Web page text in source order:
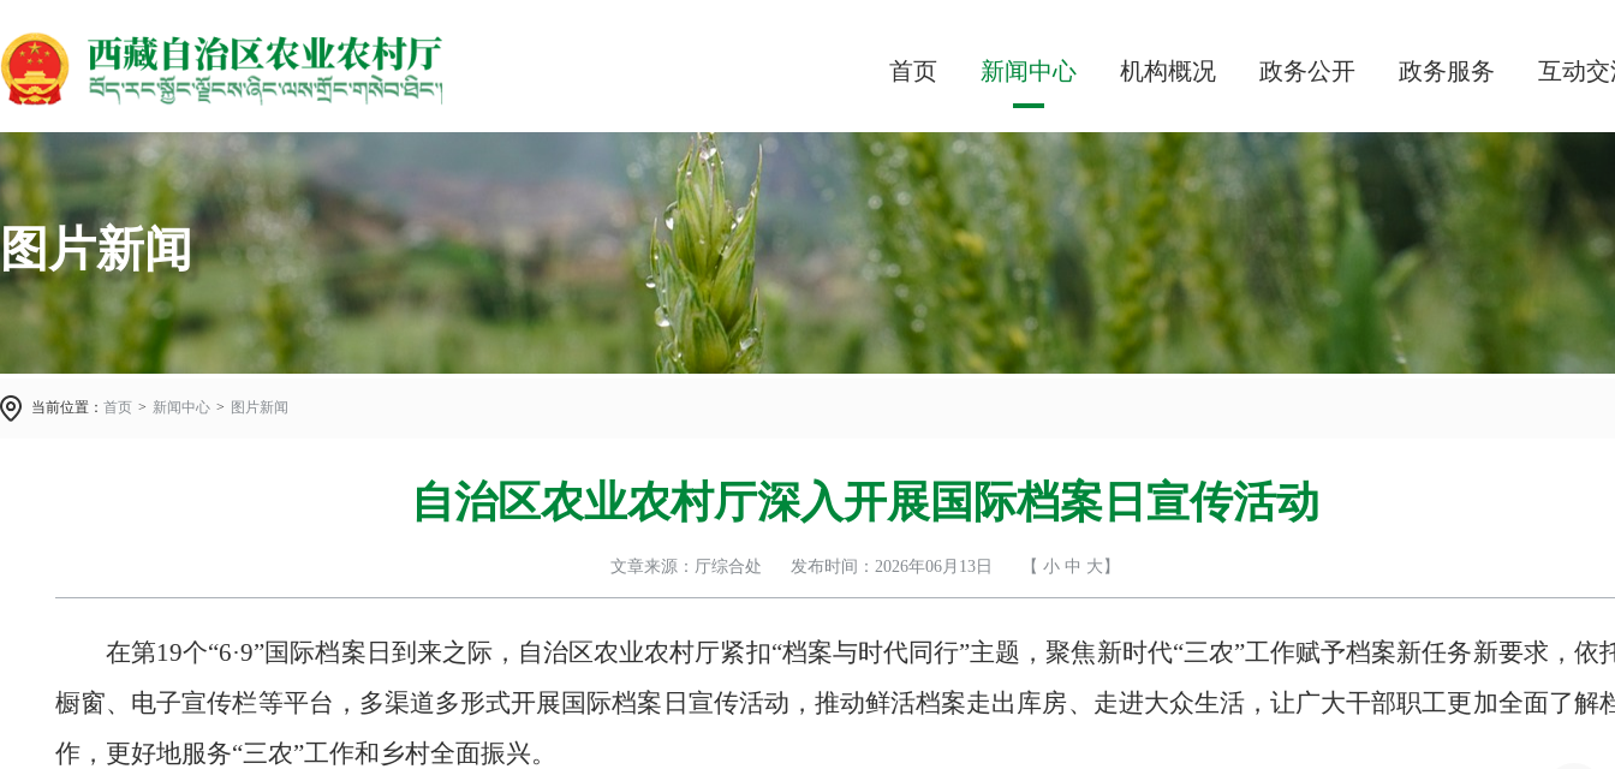
首页 新闻中心 机构概况 政务公开 政务服务 互动交
图片新闻
当前位置： 首页 > 新闻中心 > 图片新闻
自治区农业农村厅深入开展国际档案日宣传活动
文章来源：厅综合处 发布时间：2026年06月13日 【 小 中 大 】
在第19个“6·9”国际档案日到来之际，自治区农业农村厅紧扣“档案与时代同行”主题，聚焦新时代“三农”工作赋予档案新任务新要求，依
橱窗、电子宣传栏等平台，多渠道多形式开展国际档案日宣传活动，推动鲜活档案走出库房、走进大众生活，让广大干部职工更加全面了解
作，更好地服务“三农”工作和乡村全面振兴。